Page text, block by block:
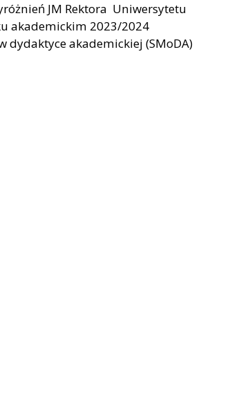
JM Rektora Uniwersytetu
akademickim 2023/2024
dydaktyce akademickiej (SMoDA)